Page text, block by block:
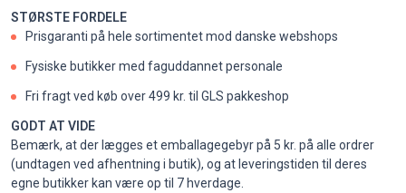
STØRSTE FORDELE
Prisgaranti på hele sortimentet mod danske webshops
Fysiske butikker med faguddannet personale
Fri fragt ved køb over 499 kr. til GLS pakkeshop
GODT AT VIDE
Bemærk, at der lægges et emballagegebyr på 5 kr. på alle ordrer
(undtagen ved afhentning i butik), og at leveringstiden til deres
egne butikker kan være op til 7 hverdage.